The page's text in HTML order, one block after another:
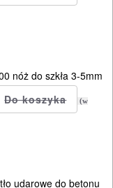
nóż do szkła 3-5mm
(w
udarowe do betonu